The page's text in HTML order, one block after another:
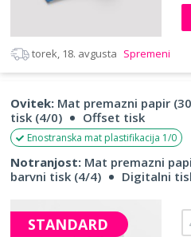
torek, 18. avgusta Spremeni
Ovitek: Mat premazni papir
tisk (4/0)
Offset tisk
Enostranska mat plastifikacija 1/0
Notranjost: Mat premazni
barvni tisk (4/4)
Digitalni
STANDARD